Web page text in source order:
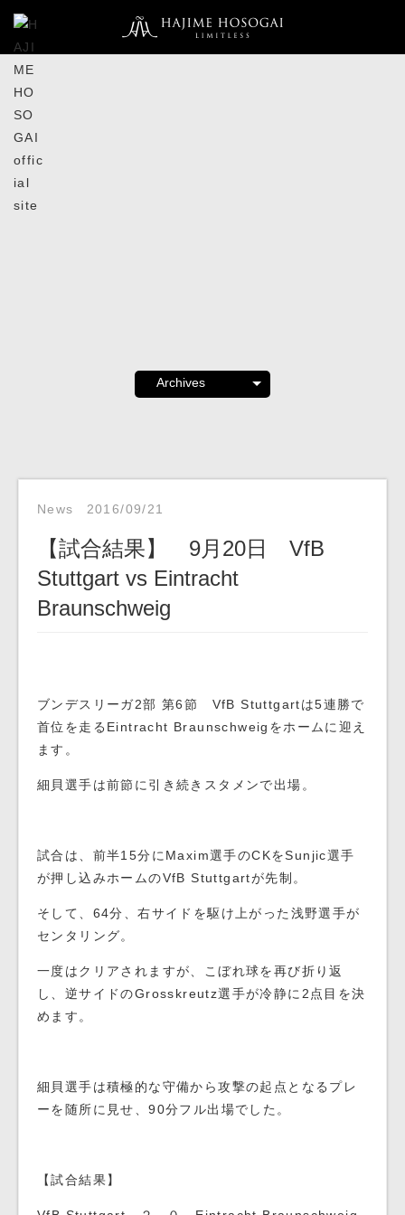
News 2016/09/21
【試合結果】 9月20日 VfB
Stuttgart vs Eintracht
Braunschweig
ブンデスリーガ2部 第6節 VfB Stuttgartは5連勝で
首位を走るEintracht Braunschweigをホームに迎え
ます。
細貝選手は前節に引き続きスタメンで出場。
試合は、前半15分にMaxim選手のCKをSunjic選手
が押し込みホームのVfB Stuttgartが先制。
そして、64分、右サイドを駆け上がった浅野選手が
センタリング。
一度はクリアされますが、こぼれ球を再び折り返
し、逆サイドのGrosskreutz選手が冷静に2点目を決
めます。
細貝選手は積極的な守備から攻撃の起点となるプレ
ーを随所に見せ、90分フル出場でした。
【試合結果】